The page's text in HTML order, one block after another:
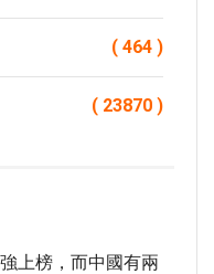
( 464 )
( 23870 )
上榜，而中國有兩